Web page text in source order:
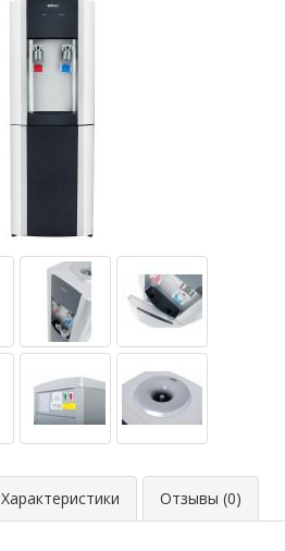
Характеристики Отзывы (0)